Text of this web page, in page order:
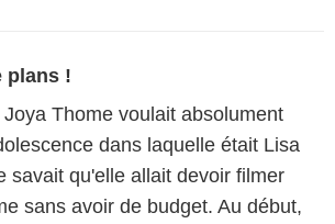
plans !
Thome voulait absolument
dans laquelle était Lisa
savait qu'elle allait devoir filmer
sans avoir de budget. Au début,